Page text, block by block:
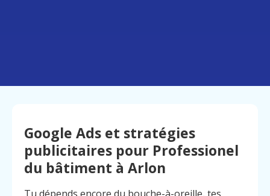
Google Ads et stratégies
publicitaires pour Professionel
du bâtiment à Arlon